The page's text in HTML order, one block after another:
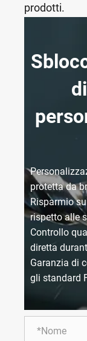
prodotti.
protetta da
Risparmio
rispetto alle
Controllo
diretta
Garanzia di
gli standard